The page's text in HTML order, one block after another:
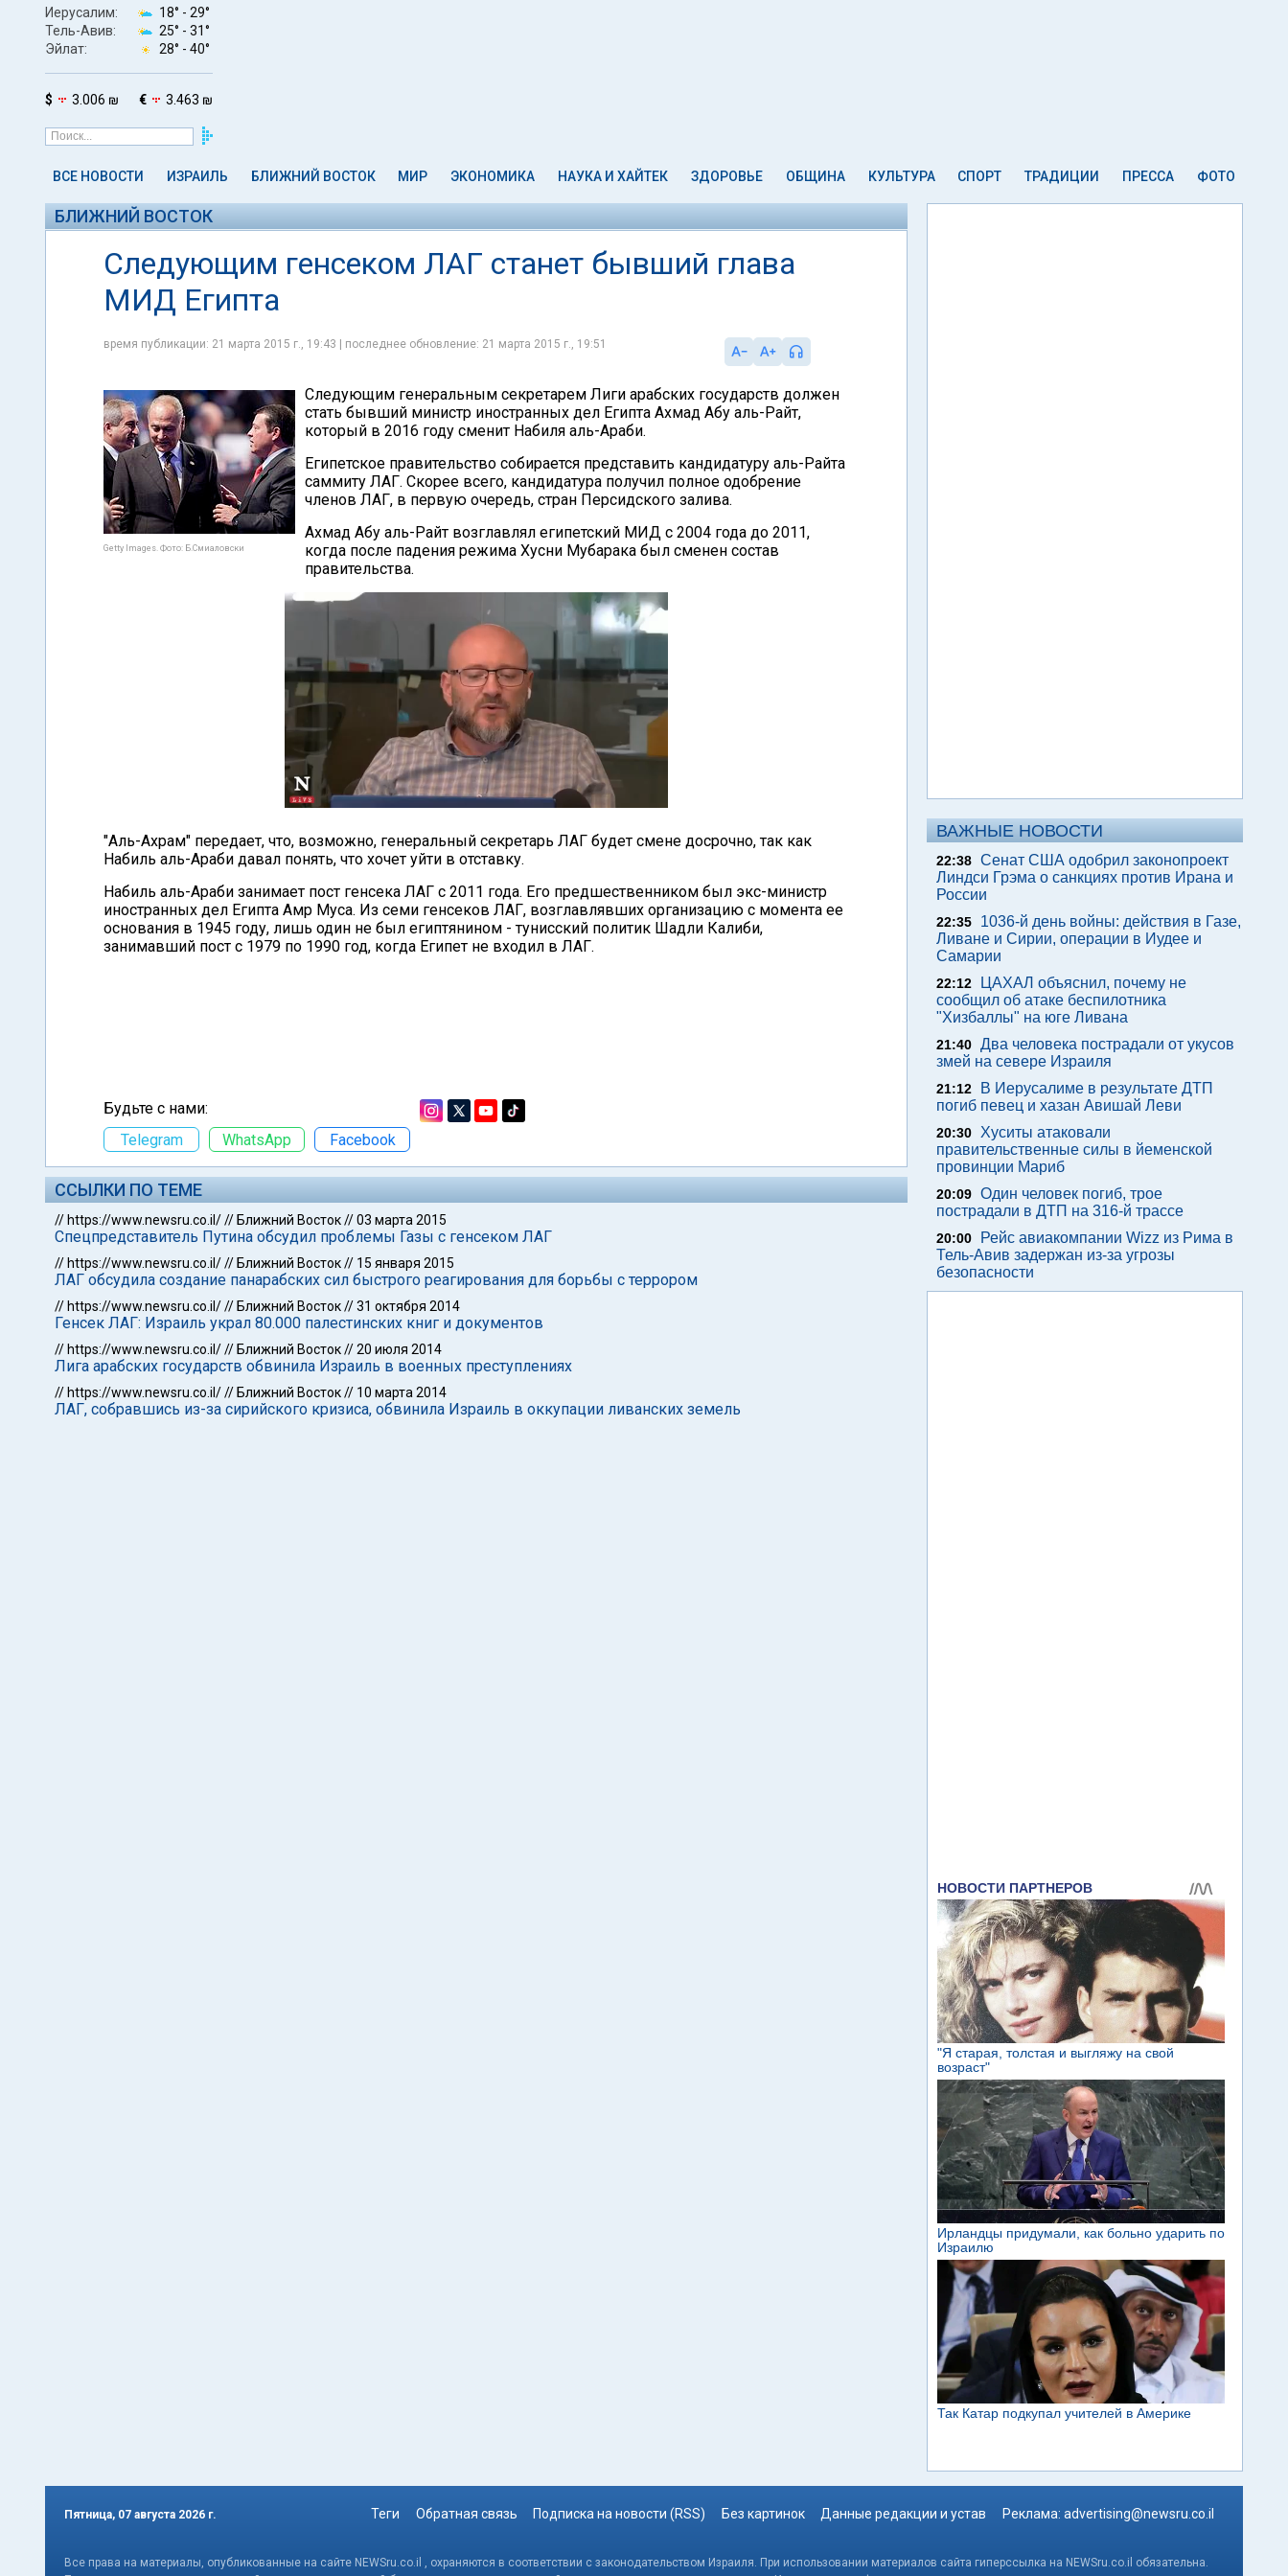
Иерусалим: 18° - 29°
Тель-Авив:
25° - 31°
Эйлат:
28° - 40°
$ 3.006 ₪ € 3.463 ₪
ВСЕ НОВОСТИ ИЗРАИЛЬ БЛИЖНИЙ ВОСТОК МИР ЭКОНОМИКА НАУКА И ХАЙТЕК ЗДОРОВЬЕ ОБЩИНА КУЛЬТУРА СПОРТ ТРАДИЦИИ ПРЕССА ФОТО
БЛИЖНИЙ ВОСТОК
Следующим генсеком ЛАГ станет бывший глава
МИД Египта
время публикации: 21 марта 2015 г., 19:43 | последнее обновление: 21 марта 2015 г., 19:51
Getty Images. Фото: Б.Смиаловски
Следующим генеральным секретарем Лиги арабских государств должен
стать бывший министр иностранных дел Египта Ахмад Абу аль-Райт,
который в 2016 году сменит Набиля аль-Араби.
Египетское правительство собирается представить кандидатуру аль-Райта
саммиту ЛАГ. Скорее всего, кандидатура получил полное одобрение
членов ЛАГ, в первую очередь, стран Персидского залива.
Ахмад Абу аль-Райт возглавлял египетский МИД с 2004 года до 2011,
когда после падения режима Хусни Мубарака был сменен состав
правительства.
"Аль-Ахрам" передает, что, возможно, генеральный секретарь ЛАГ будет смене досрочно, так как
Набиль аль-Араби давал понять, что хочет уйти в отставку.
Набиль аль-Араби занимает пост генсека ЛАГ с 2011 года. Его предшественником был экс-министр
иностранных дел Египта Амр Муса. Из семи генсеков ЛАГ, возглавлявших организацию с момента ее
основания в 1945 году, лишь один не был египтянином - тунисский политик Шадли Калиби,
занимавший пост с 1979 по 1990 год, когда Египет не входил в ЛАГ.
Будьте с нами:
Telegram
WhatsApp Facebook
ССЫЛКИ ПО ТЕМЕ
// https://www.newsru.co.il/// Ближний Восток//03 марта 2015
Спецпредставитель Путина обсудил проблемы Газы с генсеком ЛАГ
// https://www.newsru.co.il/// Ближний Восток// 15 января 2015
ЛАГ обсудила создание панарабских сил быстрого реагирования для борьбы с террором
// https://www.newsru.co.il/// Ближний Восток//31 октября 2014
Генсек ЛАГ: Израиль украл 80.000 палестинских книг и документов
// https://www.newsru.co.il/// Ближний Восток//20 июля 2014
Лига арабских государств обвинила Израиль в военных преступлениях
// https://www.newsru.co.il/// Ближний Восток// 10 марта 2014
ЛАГ, собравшись из-за сирийского кризиса, обвинила Израиль в оккупации ливанских земель
ВАЖНЫЕ НОВОСТИ
22:38 Сенат США одобрил законопроект
Линдси Грэма о санкциях против Ирана и
России
22:35
1036-й день войны: действия в Газе,
Ливане и Сирии, операции в Иудее и
Самарии
22:12
ЦАХАЛ объяснил, почему не
сообщил об атаке беспилотника
"Хизбаллы" на юге Ливана
21:40 Два человека пострадали от укусов
змей на севере Израиля
21:12
В Иерусалиме в результате ДТП
погиб певец и хазан Авишай Леви
20:30
Хуситы атаковали
правительственные силы в йеменской
провинции Мариб
20:09 Один человек погиб, трое
пострадали в ДТП на 316-й трассе
20:00
Рейс авиакомпании Wizz из Рима в
Тель-Авив задержан из-за угрозы
безопасности
Пятница, 07 августа 2026 г. Теги Обратная связь Подписка на новости (RSS) Без картинок Данные редакции и устав Реклама: advertising@newsru.co.il
Все права на материалы, опубликованные на сайте NEWSru.co.il , охраняются в соответствии с законодательством Израиля. При использовании материалов сайта гиперссылка на NEWSru.co.il обязательна.